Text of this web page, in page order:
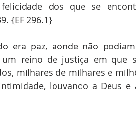
dos que se
{EF 296.1}
era paz, aonde não
reino de justiça em que
milhares de milhares e
louvando a Deus e